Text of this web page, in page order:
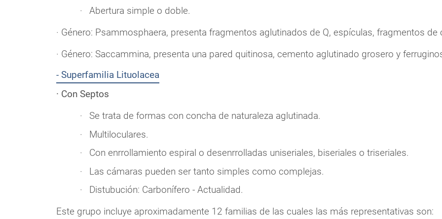
Abertura simple o doble.
· Género: Psammosphaera, presenta fragmentos aglutinados de Q, espículas, fragmentos
· Género: Saccammina, presenta una pared quitinosa, cemento aglutinado grosero y
- Superfamilia Lituolacea
· Con Septos
Se trata de formas con concha de naturaleza aglutinada.
Multiloculares.
Con enrrollamiento espiral o desenrrolladas uniseriales, biseriales o triseriales.
Las cámaras pueden ser tanto simples como complejas.
Distubución: Carbonífero - Actualidad.
Este grupo incluye aproximadamente 12 familias de las cuales las más representativas son: